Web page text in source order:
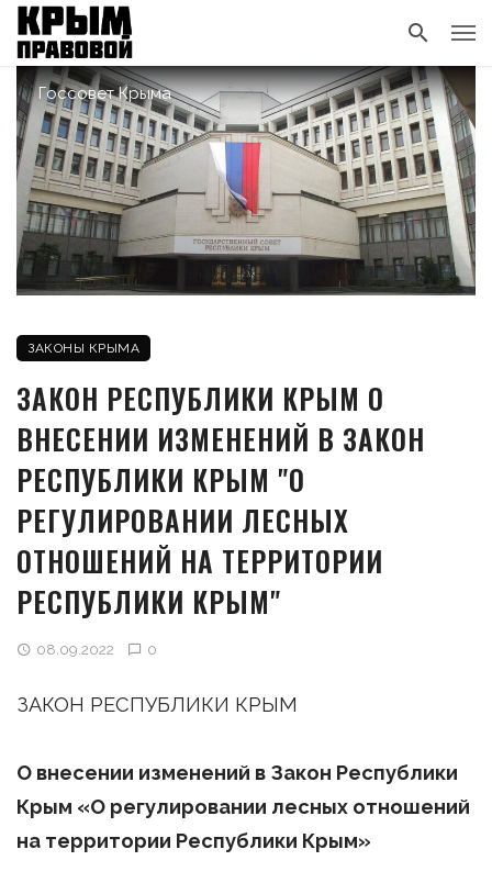
Госсовет Крыма
ЗАКОНЫ КРЫМА
ЗАКОН РЕСПУБЛИКИ КРЫМ О
ВНЕСЕНИИ ИЗМЕНЕНИЙ В ЗАКОН
РЕСПУБЛИКИ КРЫМ "О
РЕГУЛИРОВАНИИ ЛЕСНЫХ
ОТНОШЕНИЙ НА ТЕРРИТОРИИ
РЕСПУБЛИКИ КРЫМ"
08.09.2022 0
ЗАКОН РЕСПУБЛИКИ КРЫМ
О внесении изменений в Закон Республики
Крым «О регулировании лесных отношений
на территории Республики Крым»